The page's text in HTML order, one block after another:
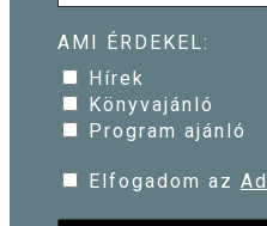
AMI ÉRDEKEL:
Hírek
Könyvajánló
Program ajánló
Elfogadom az